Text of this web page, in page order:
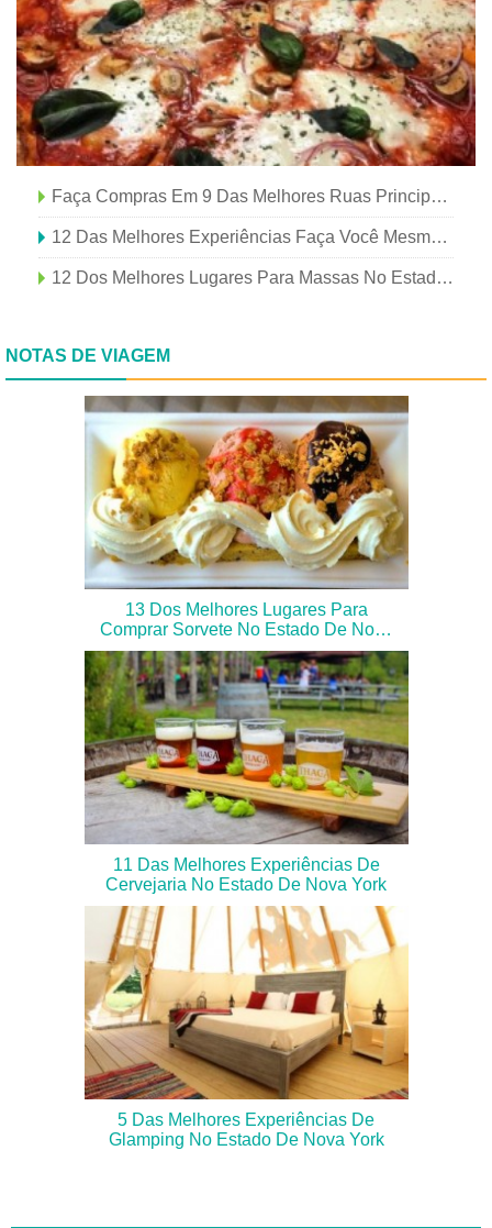
Faça Compras Em 9 Das Melhores Ruas Principais Do Estado De Nova York
12 Das Melhores Experiências Faça Você Mesmo No Estado De Nova York
12 Dos Melhores Lugares Para Massas No Estado De Nova York
NOTAS DE VIAGEM
13 Dos Melhores Lugares Para
Comprar Sorvete No Estado De Nova
York
11 Das Melhores Experiências De
Cervejaria No Estado De Nova York
5 Das Melhores Experiências De
Glamping No Estado De Nova York